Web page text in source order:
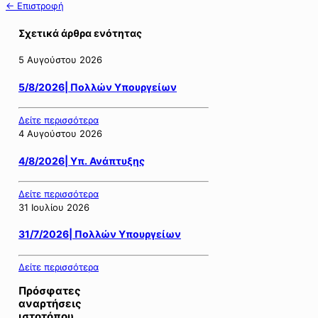
← Επιστροφή
Σχετικά άρθρα ενότητας
5 Αυγούστου 2026
5/8/2026| Πολλών Υπουργείων
Δείτε περισσότερα
4 Αυγούστου 2026
4/8/2026| Υπ. Ανάπτυξης
Δείτε περισσότερα
31 Ιουλίου 2026
31/7/2026| Πολλών Υπουργείων
Δείτε περισσότερα
Πρόσφατες
αναρτήσεις